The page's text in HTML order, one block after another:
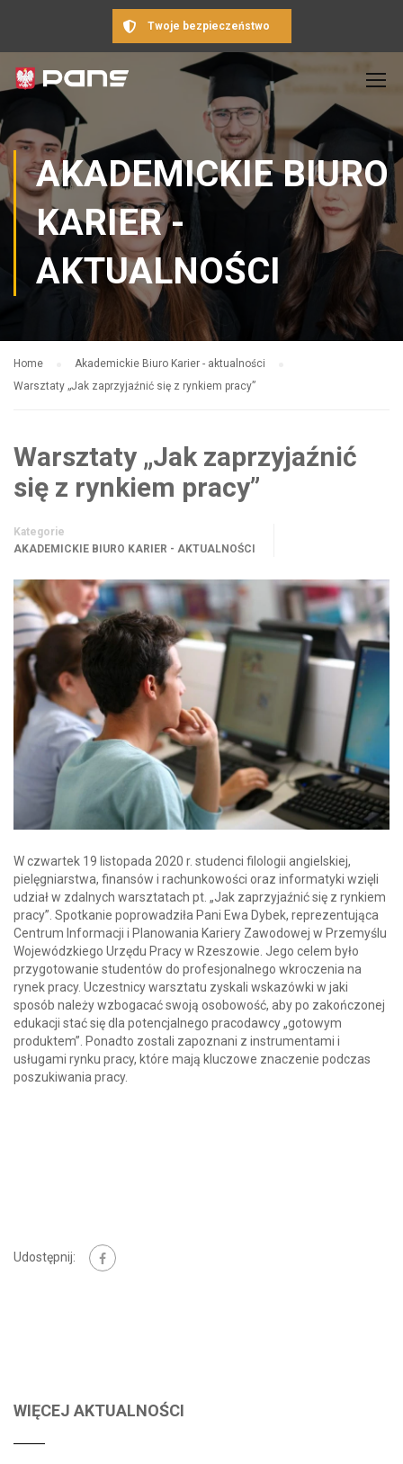
Twoje bezpieczeństwo
AKADEMICKIE BIURO
KARIER -
AKTUALNOŚCI
Home
Akademickie Biuro Karier - aktualności
Warsztaty „Jak zaprzyjaźnić się z rynkiem pracy”
Warsztaty „Jak zaprzyjaźnić
się z rynkiem pracy”
Kategorie
AKADEMICKIE BIURO KARIER - AKTUALNOŚCI
W czwartek 19 listopada 2020 r. studenci filologii angielskiej,
pielęgniarstwa, finansów i rachunkowości oraz informatyki wzięli
udział w zdalnych warsztatach pt. „Jak zaprzyjaźnić się z rynkiem
pracy”. Spotkanie poprowadziła Pani Ewa Dybek, reprezentująca
Centrum Informacji i Planowania Kariery Zawodowej w Przemyślu
Wojewódzkiego Urzędu Pracy w Rzeszowie. Jego celem było
przygotowanie studentów do profesjonalnego wkroczenia na
rynek pracy. Uczestnicy warsztatu zyskali wskazówki w jaki
sposób należy wzbogacać swoją osobowość, aby po zakończonej
edukacji stać się dla potencjalnego pracodawcy „gotowym
produktem”. Ponadto zostali zapoznani z instrumentami i
usługami rynku pracy, które mają kluczowe znaczenie podczas
poszukiwania pracy.
Udostępnij:
WIĘCEJ AKTUALNOŚCI